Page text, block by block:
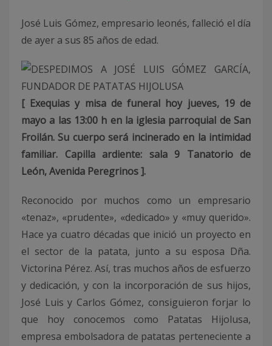
José Luis Gómez, empresario leonés, falleció el día
de ayer a sus 85 años de edad.
[ Exequias y misa de funeral hoy jueves, 19 de
mayo a las 13:00 h en la iglesia parroquial de San
Froilán. Su cuerpo será incinerado en la intimidad
familiar. Capilla ardiente: sala 9 Tanatorio de
León, Avenida Peregrinos ].
Reconocido por muchos como un empresario
«tenaz», «prudente», «dedicado» y «muy querido».
Hace ya cuatro décadas que inició un proyecto en
el sector de la patata, junto a su esposa Dña.
Victorina Pérez. Así, tras muchos años de esfuerzo
y dedicación, y con la incorporación de sus hijos,
José Luis y Carlos Gómez, consiguieron forjar lo
que hoy conocemos como Patatas Hijolusa,
empresa embolsadora de patatas perteneciente a